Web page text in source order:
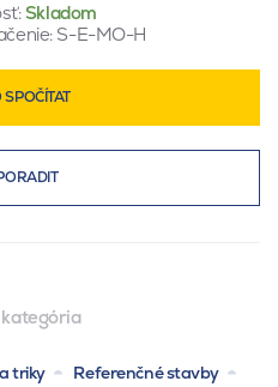
Skladom
S-E-MO-H
SPOČÍTAT
triky
Referenčné stavby